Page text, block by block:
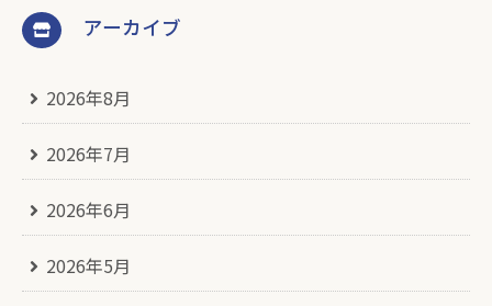
アーカイブ
2026年8月
2026年7月
2026年6月
2026年5月